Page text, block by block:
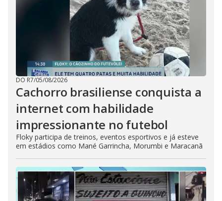
DO R7/05/08/2026
Cachorro brasiliense conquista a
internet com habilidade
impressionante no futebol
Floky participa de treinos, eventos esportivos e já esteve
em estádios como Mané Garrincha, Morumbi e Maracanã